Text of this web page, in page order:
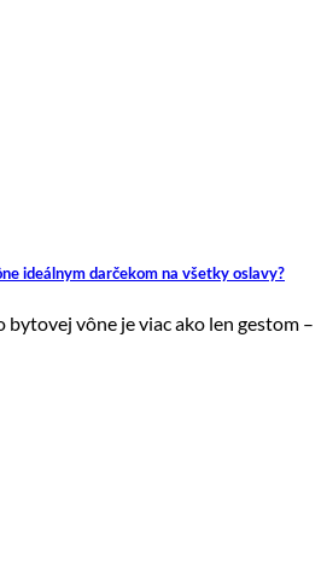
ideálnym darčekom na všetky oslavy?
vône je viac ako len gestom –